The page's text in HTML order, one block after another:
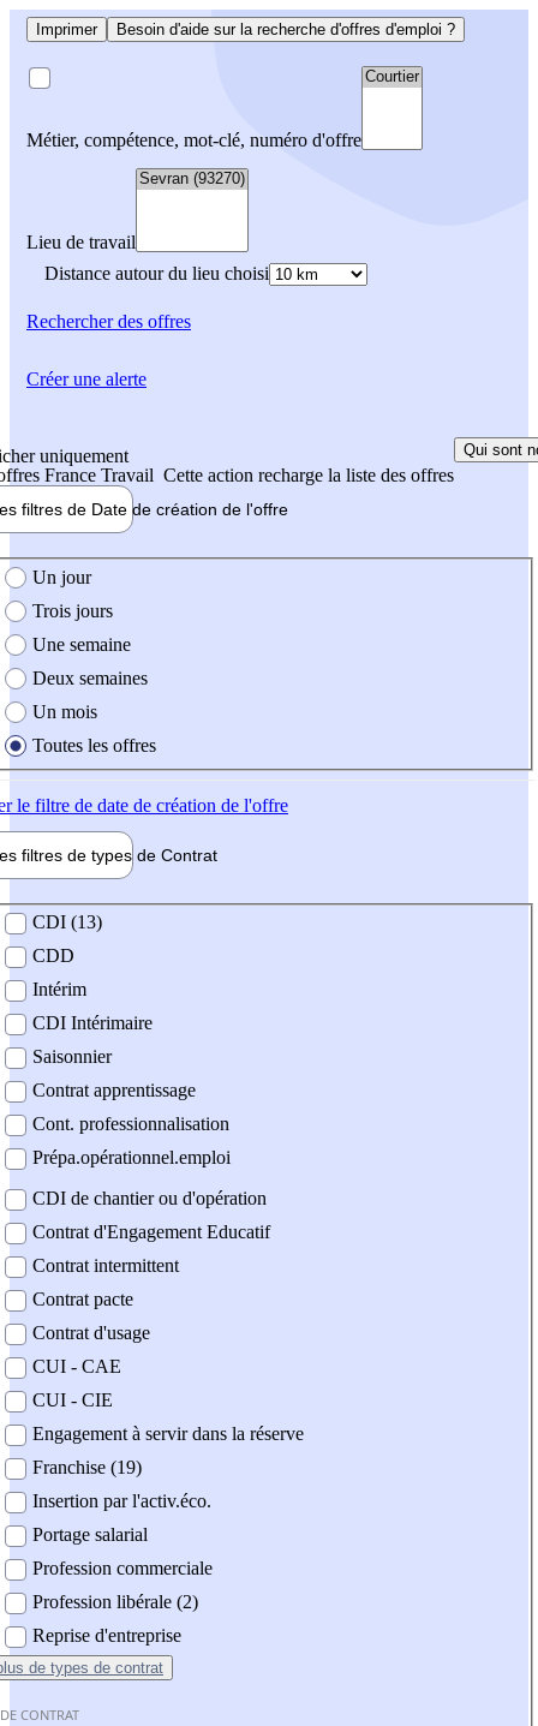
Imprimer Besoin d'aide sur la recherche d'offres d'emploi ?
Métier, compétence, mot-clé, numéro d'offre
Lieu de travail
Distance autour du lieu choisi
Rechercherdes offres
uniquement
France Travail Cette action recharge la liste des offres
Qui sont
filtres de Date de création de l'offre
création de l'offre
Un jour
Trois jours
Une semaine
Deux semaines
Un mois
Toutes les offres
le filtre de date de création de l'offre
filtres de types de Contrat
contrat
CDI (13)
CDD
Intérim
CDI Intérimaire
Saisonnier
Contrat apprentissage
Cont. professionnalisation
Prépa.opérationnel.emploi
CDI de chantier ou d'opération
Contrat d'Engagement Educatif
Contrat intermittent
Contrat pacte
Contrat d'usage
CUI - CAE
CUI - CIE
Engagement à servir dans la réserve
Franchise (19)
Insertion par l'activ.éco.
Portage salarial
Profession commerciale
Profession libérale (2)
Reprise d'entreprise
de types de contrat
CONTRAT
Créer une alerte